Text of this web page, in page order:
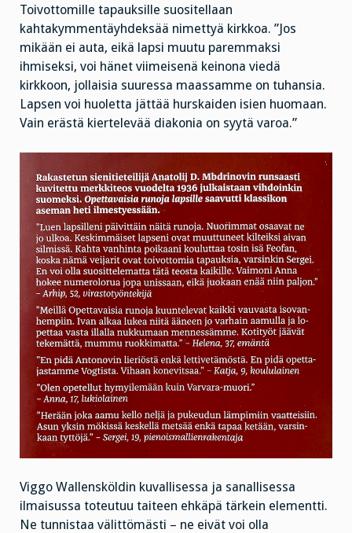
Toivottomille tapauksille suositellaan
kahtakymmentäyhdeksää nimettyä kirkkoa. ”Jos
mikään ei auta, eikä lapsi muutu paremmaksi
ihmiseksi, voi hänet viimeisenä keinona viedä
kirkkoon, jollaisia suuressa maassamme on tuhansia.
Lapsen voi huoletta jättää hurskaiden isien huomaan.
Vain erästä kiertelevää diakonia on syytä varoa.”
Viggo Wallensköldin kuvallisessa ja sanallisessa
ilmaisussa toteutuu taiteen ehkäpä tärkein elementti.
Ne tunnistaa välittömästi – ne eivät voi olla